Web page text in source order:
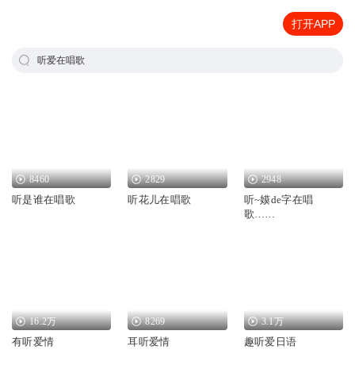
打开APP
听爱在唱歌
8460
听是谁在唱歌
2829
听花儿在唱歌
2948
听~嫫de字在唱
歌……
16.2万
有听爱情
8269
耳听爱情
3.1万
趣听爱日语